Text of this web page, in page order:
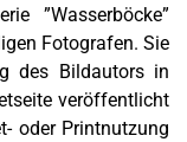
”Wasserböcke”
Fotografen. Sie
des Bildautors in
veröffentlicht
oder Printnutzung